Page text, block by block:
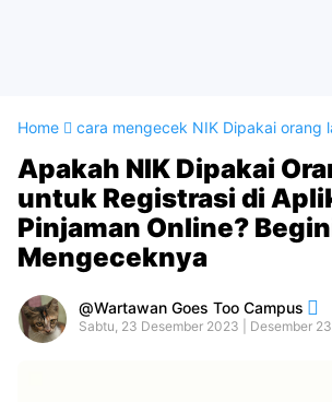
Home cara mengecek NIK Dipakai orang
Apakah NIK Dipakai
untuk Registrasi di
Pinjaman Online?
Mengeceknya
Wartawan Goes Too Campus
Sabtu, 23 Desember 2023 | Desember